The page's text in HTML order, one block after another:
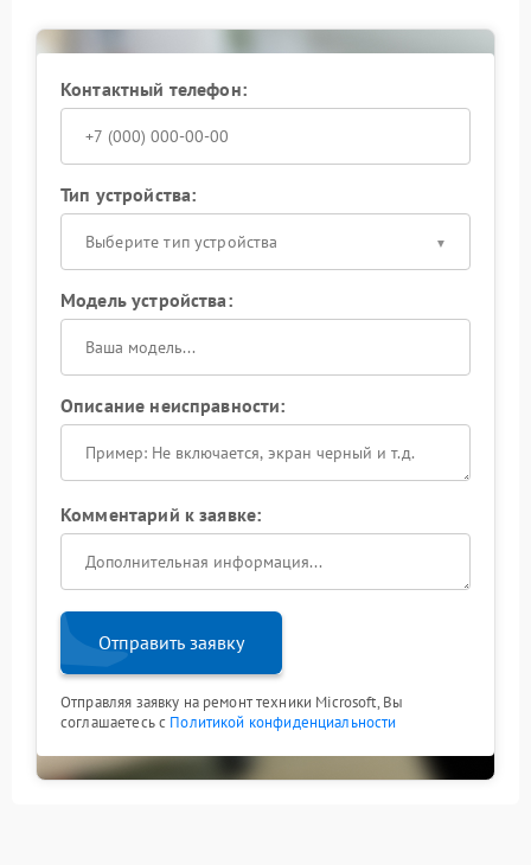
ремонт становится невозможным, и устройство
Своевременное обращение в специализированный
сервисный центр Microsoft гарантирует, что ваш
ноут получит квалифицированную помощь.
Инженеры подберут компоненты, соответствующие
заводским спецификациям, и выполнят работу с
соблюдением температурных режимов. После
такого вмешательства ноутбук прослужит еще долго
без риска рецидива.
Контактный телефон:
Тип устройства:
Выберите тип устройства
Модель устройства:
Описание неисправности:
Комментарий к заявке:
Отправить заявку
Отправляя заявку на ремонт техники Microsoft, Вы
соглашаетесь с Политикой конфиденциальности